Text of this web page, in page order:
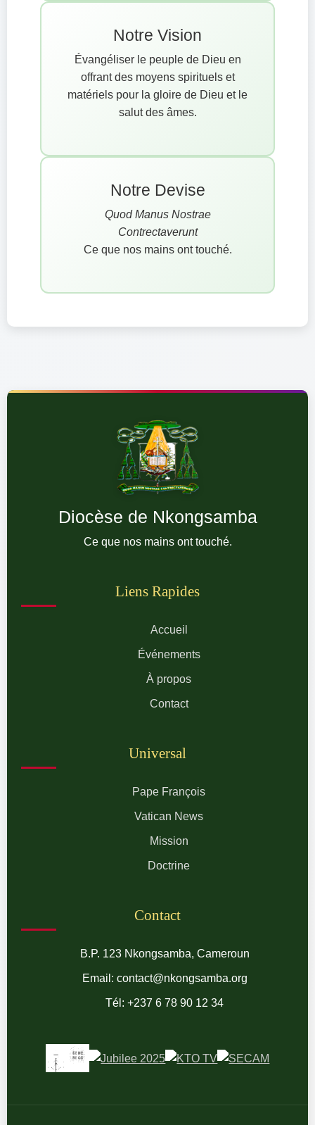
Notre Vision
Évangéliser le peuple de Dieu en
offrant des moyens spirituels et
matériels pour la gloire de Dieu et le
salut des âmes.
Notre Devise
Quod Manus Nostrae
Contrectaverunt
Ce que nos mains ont touché.
Diocèse de Nkongsamba
Ce que nos mains ont touché.
Liens Rapides
Accueil
Événements
À propos
Contact
Universal
Pape François
Vatican News
Mission
Doctrine
Contact
B.P. 123 Nkongsamba, Cameroun
Email: contact@nkongsamba.org
Tél: +237 6 78 90 12 34